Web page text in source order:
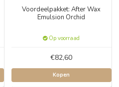
Voordeelpakket: After Wax
Emulsion Orchid
Op voorraad
€82,60
Kopen